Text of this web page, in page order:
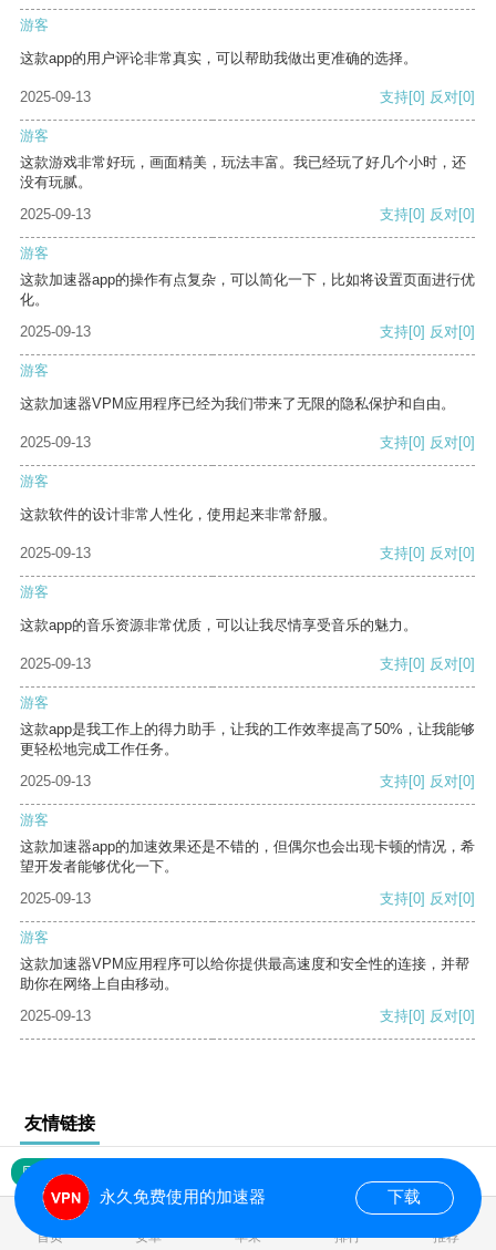
游客
这款app的用户评论非常真实，可以帮助我做出更准确的选择。
2025-09-13 支持[0] 反对[0]
游客
这款游戏非常好玩，画面精美，玩法丰富。我已经玩了好几个小时，还
没有玩腻。
2025-09-13
支持[0] 反对[0]
游客
这款加速器app的操作有点复杂，可以简化一下，比如将设置页面进行优
化。
2025-09-13
支持[0] 反对[0]
游客
这款加速器VPM应用程序已经为我们带来了无限的隐私保护和自由。
2025-09-13 支持[0] 反对[0]
游客
这款软件的设计非常人性化，使用起来非常舒服。
2025-09-13 支持[0] 反对[0]
游客
这款app的音乐资源非常优质，可以让我尽情享受音乐的魅力。
2025-09-13 支持[0] 反对[0]
游客
这款app是我工作上的得力助手，让我的工作效率提高了50%，让我能够
更轻松地完成工作任务。
2025-09-13
支持[0] 反对[0]
游客
这款加速器app的加速效果还是不错的，但偶尔也会出现卡顿的情况，希
望开发者能够优化一下。
2025-09-13
支持[0] 反对[0]
游客
这款加速器VPM应用程序可以给你提供最高速度和安全性的连接，并帮
助你在网络上自由移动。
2025-09-13
支持[0] 反对[0]
友情链接
网站地图
首页 安卓 苹果 排行 推荐
永久免费使用的加速器 下载
0.018099s